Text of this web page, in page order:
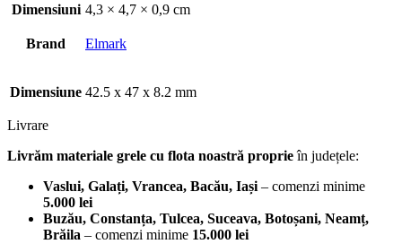
Dimensiuni 4,3 × 4,7 × 0,9 cm
Brand Elmark
Dimensiune 42.5 x 47 x 8.2 mm
Livrare
Livrăm materiale grele cu flota noastră proprieîn județele:
Vaslui, Galați, Vrancea, Bacău, Iași– comenzi minime
5.000 lei
Buzău, Constanța, Tulcea, Suceava, Botoșani, Neamț,
Brăila – comenzi minime 15.000 lei